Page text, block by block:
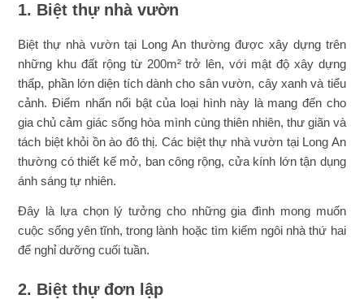
1. Biệt thự nhà vườn
Biệt thự nhà vườn tại Long An thường được xây dựng trên
những khu đất rộng từ 200m² trở lên, với mật độ xây dựng
thấp, phần lớn diện tích dành cho sân vườn, cây xanh và tiểu
cảnh. Điểm nhấn nổi bật của loại hình này là mang đến cho
gia chủ cảm giác sống hòa mình cùng thiên nhiên, thư giãn và
tách biệt khỏi ồn ào đô thị. Các biệt thự nhà vườn tại Long An
thường có thiết kế mở, ban công rộng, cửa kính lớn tận dụng
ánh sáng tự nhiên.
Đây là lựa chọn lý tưởng cho những gia đình mong muốn
cuộc sống yên tĩnh, trong lành hoặc tìm kiếm ngôi nhà thứ hai
để nghỉ dưỡng cuối tuần.
2. Biệt thự đơn lập